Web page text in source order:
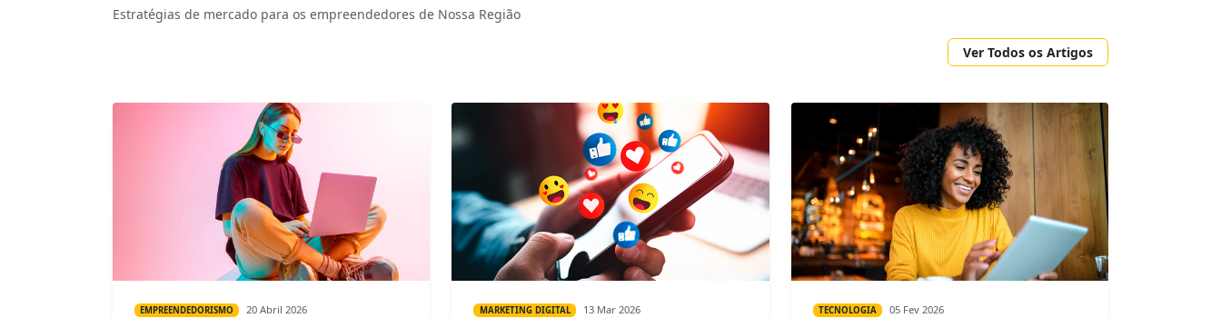
Estratégias de mercado para os empreendedores de Nossa Região
Ver Todos os Artigos
EMPREENDEDORISMO 20 Abril 2026 MARKETING DIGITAL 13 Mar 2026 TECNOLOGIA 05 Fev 2026